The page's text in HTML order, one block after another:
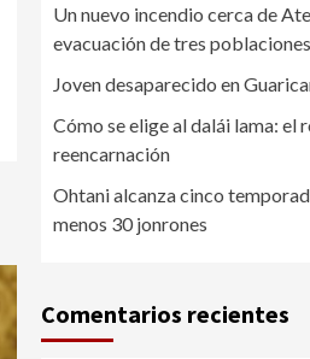
Un nuevo incendio cerca de
evacuación de tres poblaciones
Joven desaparecido en
Cómo se elige al dalái lama: el
reencarnación
Ohtani alcanza cinco
menos 30 jonrones
Comentarios recientes